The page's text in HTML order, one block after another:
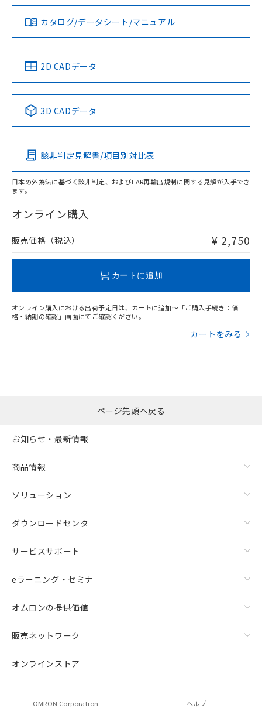
ダウンロードデータをご利用いただく前に、以下を必ずお読
みください。
ソフトウェアの使用条件
対応済み
中国 RoHS 注意事項・凡例
Pb Hg Cd Cr(VI)
O
在庫等で未対応品が混在する可能性があります。
問い合わせください。
LR型式承認
（イギリス
船舶規格）
DNV型式承認
（ノルウェー
BV型式承認
（フランス
KR型式
（韓国
No No No No
この製品の規格認証/適合状況ページへ
その他の認証はこちらのページからご検索ください
カタログ/データシート/マニュアル
2D CADデータ
3D CADデータ
該非判定見解書/項目別対比表
日本の外為法に基づく該非判定、およびEAR再輸出規制に関する見解が入手でき
ます。
オンライン購入
販売価格（税込） ¥ 2,750
カートに追加
オンライン購入における出荷予定日は、カートに追加～「ご購入手続き：価
格・納期の確認」画面にてご確認ください。
カートをみる
ページ先頭へ戻る
お知らせ・最新情報
商品情報
ソリューション
ダウンロードセンタ
サービスサポート
eラーニング・セミナ
オムロンの提供価値
販売ネットワーク
オンラインストア
OMRON Corporation ヘルプ